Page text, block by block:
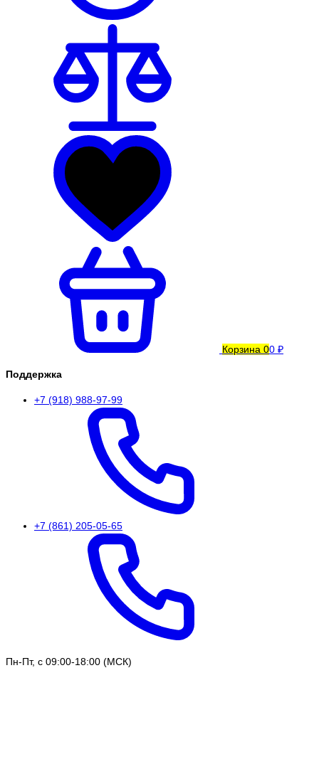
Корзина 00 ₽
Поддержка
+7 (918) 988-97-99
+7 (861) 205-05-65
Пн-Пт, с 09:00-18:00 (МСК)